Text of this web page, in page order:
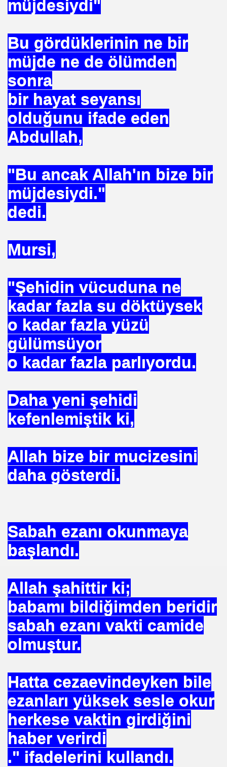
müjdesiydi"
Bu gördüklerinin ne bir
müjde ne de ölümden
sonra
bir hayat seyansı
olduğunu ifade eden
Abdullah,
"Bu ancak Allah'ın bize bir
müjdesiydi."
dedi.
Mursi,
"Şehidin vücuduna ne
kadar fazla su döktüysek
o kadar fazla yüzü
gülümsüyor
o kadar fazla parlıyordu.
Daha yeni şehidi
kefenlemiştik ki,
Allah bize bir mucizesini
daha gösterdi.
Sabah ezanı okunmaya
başlandı.
Allah şahittir ki;
babamı bildiğimden beridir
sabah ezanı vakti camide
olmuştur.
Hatta cezaevindeyken bile
ezanları yüksek sesle okur
herkese vaktin girdiğini
haber verirdi
." ifadelerini kullandı.
FRANSA
SEN
.Dr.Hamdi KALYONCU
LÜTFÜ OFLAZ
21NCİ YY.Cuma da Halife adına Hutbe Okunan Ülkeler
EDİLİYOR YOSA
969 HAREKETİ
YAKIT SUNUMU. HALİÇ KONGRE MRK.
SERKAN KORKUT
ALTINDA ERBAKANIN SUÇU NEDEN GÖNDERLDİ
İMAM NEDEN ATILDI
Enerji Düzenleyicileri Konfederasyonu